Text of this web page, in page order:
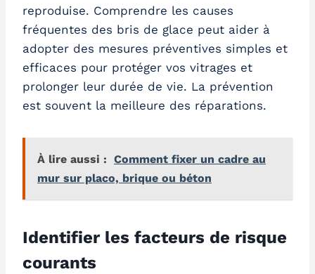
reproduise. Comprendre les causes
fréquentes des bris de glace peut aider à
adopter des mesures préventives simples et
efficaces pour protéger vos vitrages et
prolonger leur durée de vie. La prévention
est souvent la meilleure des réparations.
À lire aussi : Comment fixer un cadre au
mur sur placo, brique ou béton
Identifier les facteurs de risque
courants